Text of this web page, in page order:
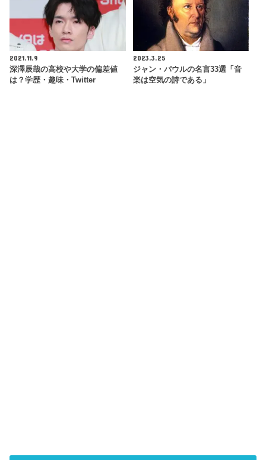
2021.11.9
深澤辰哉の高校や大学の偏差値
は？学歴・趣味・Twitter
2023.3.25
ジャン・パウルの名言33選「音
楽は空気の詩である」